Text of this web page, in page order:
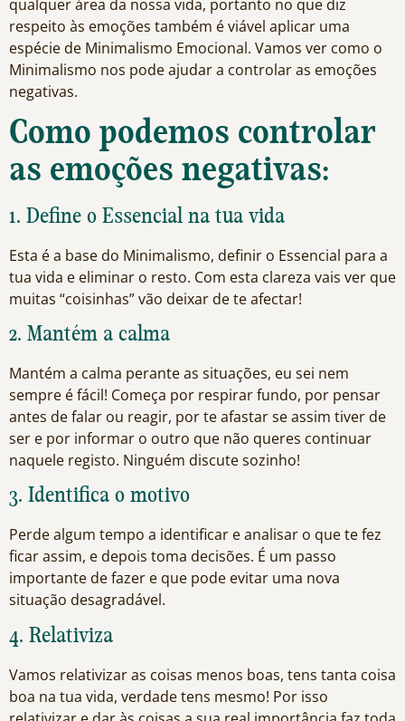
qualquer área da nossa vida, portanto no que diz
respeito às emoções também é viável aplicar uma
espécie de Minimalismo Emocional. Vamos ver como o
Minimalismo nos pode ajudar a controlar as emoções
negativas.
Como podemos controlar
as emoções negativas:
1. Define o Essencial na tua vida
Esta é a base do Minimalismo, definir o Essencial para a
tua vida e eliminar o resto. Com esta clareza vais ver que
muitas “coisinhas” vão deixar de te afectar!
2. Mantém a calma
Mantém a calma perante as situações, eu sei nem
sempre é fácil! Começa por respirar fundo, por pensar
antes de falar ou reagir, por te afastar se assim tiver de
ser e por informar o outro que não queres continuar
naquele registo. Ninguém discute sozinho!
3. Identifica o motivo
Perde algum tempo a identificar e analisar o que te fez
ficar assim, e depois toma decisões. É um passo
importante de fazer e que pode evitar uma nova
situação desagradável.
4. Relativiza
Vamos relativizar as coisas menos boas, tens tanta coisa
boa na tua vida, verdade tens mesmo! Por isso